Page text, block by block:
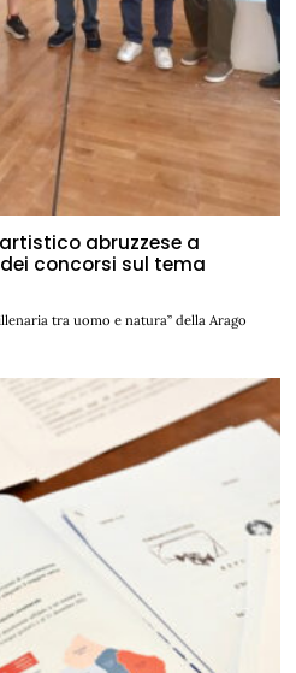
abruzzese a
concorsi sul tema
tra uomo e natura” della Arago